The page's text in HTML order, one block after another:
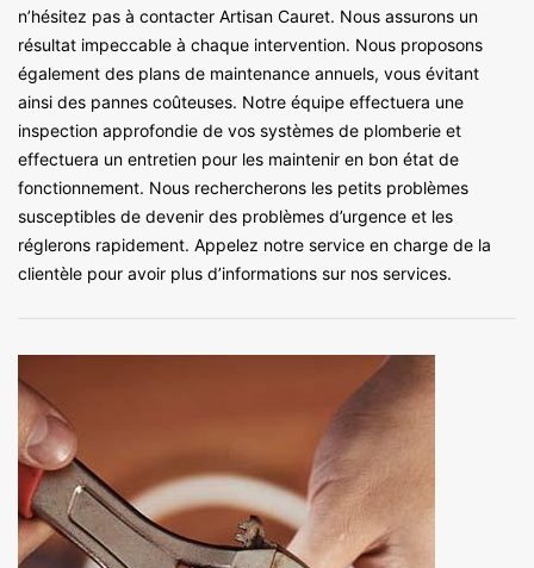
n’hésitez pas à contacter Artisan Cauret. Nous assurons un
résultat impeccable à chaque intervention. Nous proposons
également des plans de maintenance annuels, vous évitant
ainsi des pannes coûteuses. Notre équipe effectuera une
inspection approfondie de vos systèmes de plomberie et
effectuera un entretien pour les maintenir en bon état de
fonctionnement. Nous rechercherons les petits problèmes
susceptibles de devenir des problèmes d’urgence et les
réglerons rapidement. Appelez notre service en charge de la
clientèle pour avoir plus d’informations sur nos services.